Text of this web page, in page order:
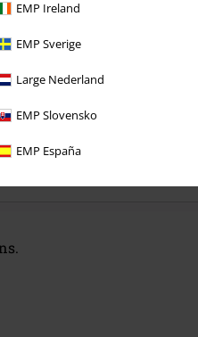
EMP Ireland
EMP Sverige
Large Nederland
EMP Slovensko
EMP España